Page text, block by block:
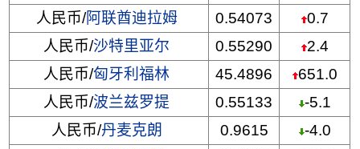
人民币/阿联酋迪拉姆 0.54073
0.7
人民币/沙特里亚尔 0.55290
2.4
人民币/匈牙利福林 45.4896
651.0
人民币/波兰兹罗提 0.55133
-5.1
人民币/丹麦克朗 0.9615
-4.0